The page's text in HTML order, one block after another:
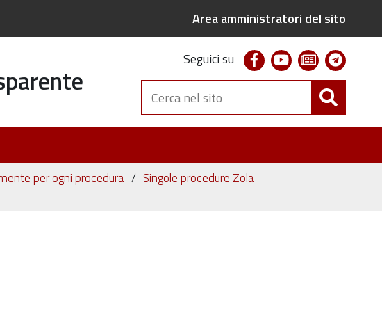
Area amministratori del sito
Seguici su facebookyoutubenewsletter
Cerca
nel
sito
per ogni procedura
Singole procedure Zola